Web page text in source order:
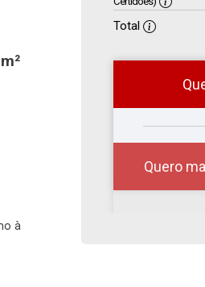
à
Total
Quero
Qual